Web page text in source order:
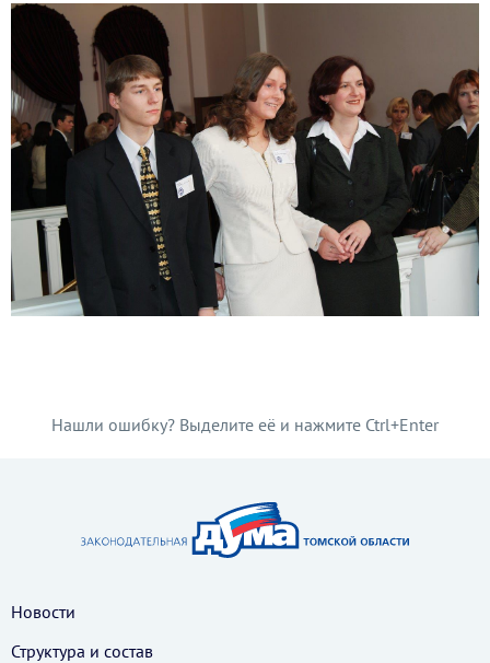
Нашли ошибку? Выделите её и нажмите Ctrl+Enter
Новости
Структура и состав